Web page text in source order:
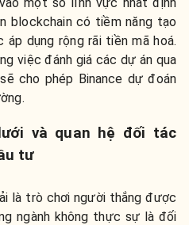
blockchain có tiềm năng tạo
dụng rộng rãi tiền mã hoá.
việc đánh giá các dự án qua
cho phép Binance dự đoán
và quan hệ đối tác
tư
là trò chơi người thắng được
ngành không thực sự là đối